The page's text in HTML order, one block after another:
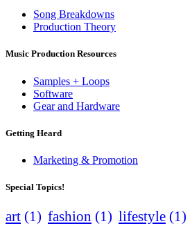
Song Breakdowns
Production Theory
Music Production Resources
Samples + Loops
Software
Gear and Hardware
Getting Heard
Marketing & Promotion
Special Topics!
art (1) fashion (1) lifestyle (1)